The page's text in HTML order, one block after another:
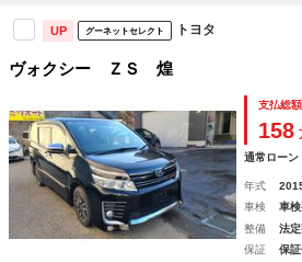
UP グーネットセレクト トヨタ
ヴォクシー ＺＳ 煌
支払総額
158
通常ローン
年式
車検
車
整備
法
保証
保